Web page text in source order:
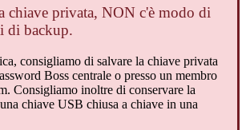
chiave privata, NON c'è modo di
di backup.
, consigliamo di salvare la chiave privata
Boss centrale o presso un membro
. Consigliamo inoltre di conservare la
una chiave USB chiusa a chiave in una